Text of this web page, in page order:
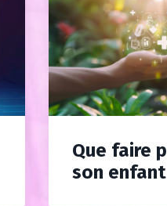
Que faire
son